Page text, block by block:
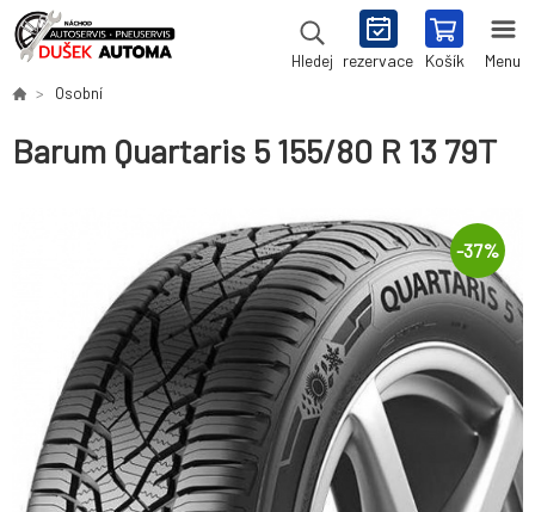
Hledej rezervace Košík Menu
Osobní
Barum Quartaris 5 155/80 R 13 79T
-37%